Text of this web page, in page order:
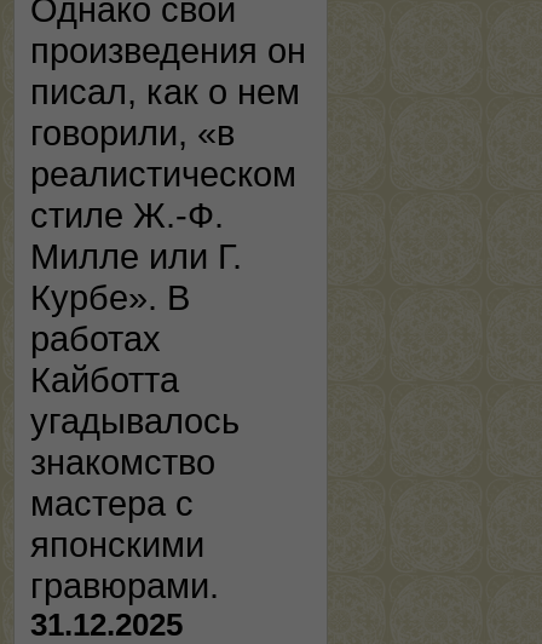
Однако свои
произведения он
писал, как о нем
говорили, «в
реалистическом
стиле Ж.-Ф.
Милле или Г.
Курбе». В
работах
Кайботта
угадывалось
знакомство
мастера с
японскими
гравюрами.
31.12.2025